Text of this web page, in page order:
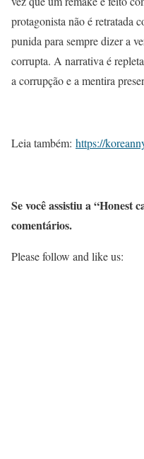
protagonista não é retratada
punida para sempre dizer a
corrupta. A narrativa é
a corrupção e a mentira
Leia também: https://
Se você assistiu a “Honest
comentários.
Please follow and like us: